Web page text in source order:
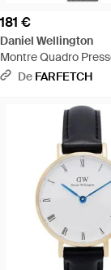
181 €
Daniel Wellington
Montre Quadro
Lumine 26 Mm - Blanc
De FARFETCH